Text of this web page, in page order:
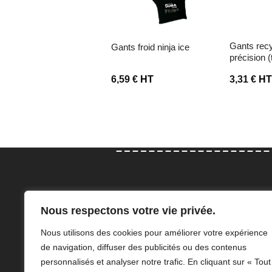
Nous respectons votre vie privée.
Nous utilisons des cookies pour améliorer votre expérience
de navigation, diffuser des publicités ou des contenus
personnalisés et analyser notre trafic. En cliquant sur « Tout
gants froid ninja ice
6,59 €HT
gants recyclés pour
précision
3,31€ HT
vous accompagner dans le choix
de vos équipements de protection
individuelle.
47